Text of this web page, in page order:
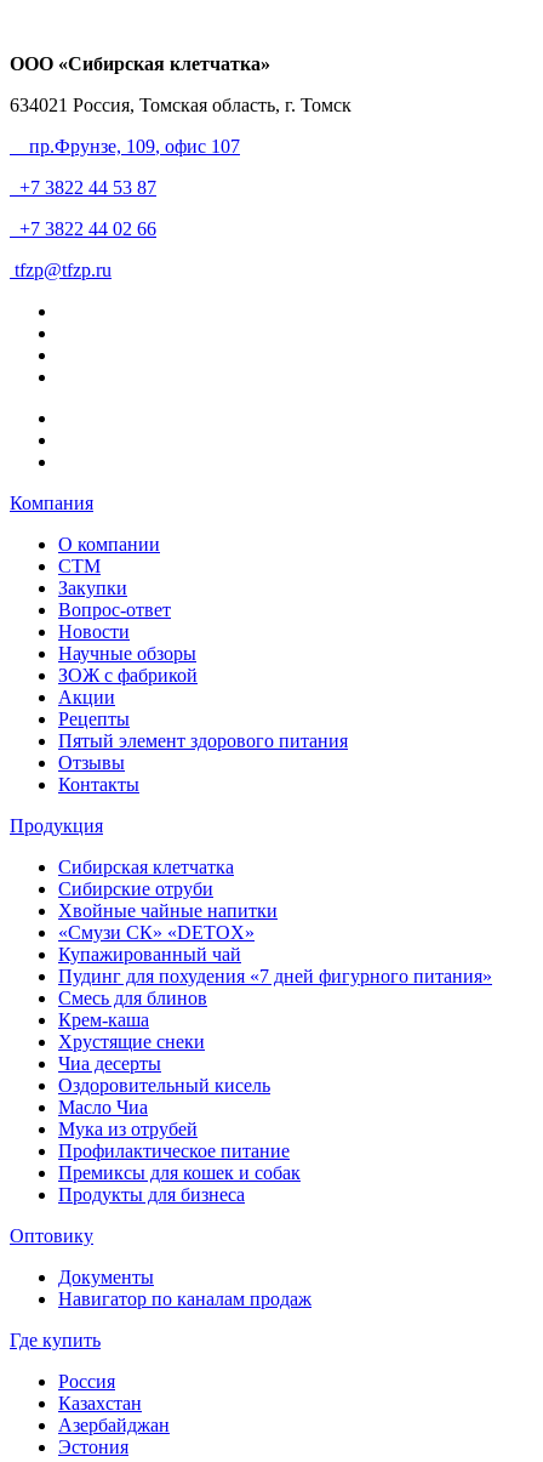
ООО «Сибирская клетчатка»
634021 Россия, Томская область, г. Томск
пр.Фрунзе, 109, офис 107
+7 3822 44 53 87
+7 3822 44 02 66
tfzp@tfzp.ru
Компания
О компании
СТМ
Закупки
Вопрос-ответ
Новости
Научные обзоры
ЗОЖ с фабрикой
Акции
Рецепты
Пятый элемент здорового питания
Отзывы
Контакты
Продукция
Сибирская клетчатка
Сибирские отруби
Хвойные чайные напитки
«Смузи СК» «DETOX»
Купажированный чай
Пудинг для похудения «7 дней фигурного питания»
Смесь для блинов
Крем-каша
Хрустящие снеки
Чиа десерты
Оздоровительный кисель
Масло Чиа
Мука из отрубей
Профилактическое питание
Премиксы для кошек и собак
Продукты для бизнеса
Оптовику
Документы
Навигатор по каналам продаж
Где купить
Россия
Казахстан
Азербайджан
Эстония